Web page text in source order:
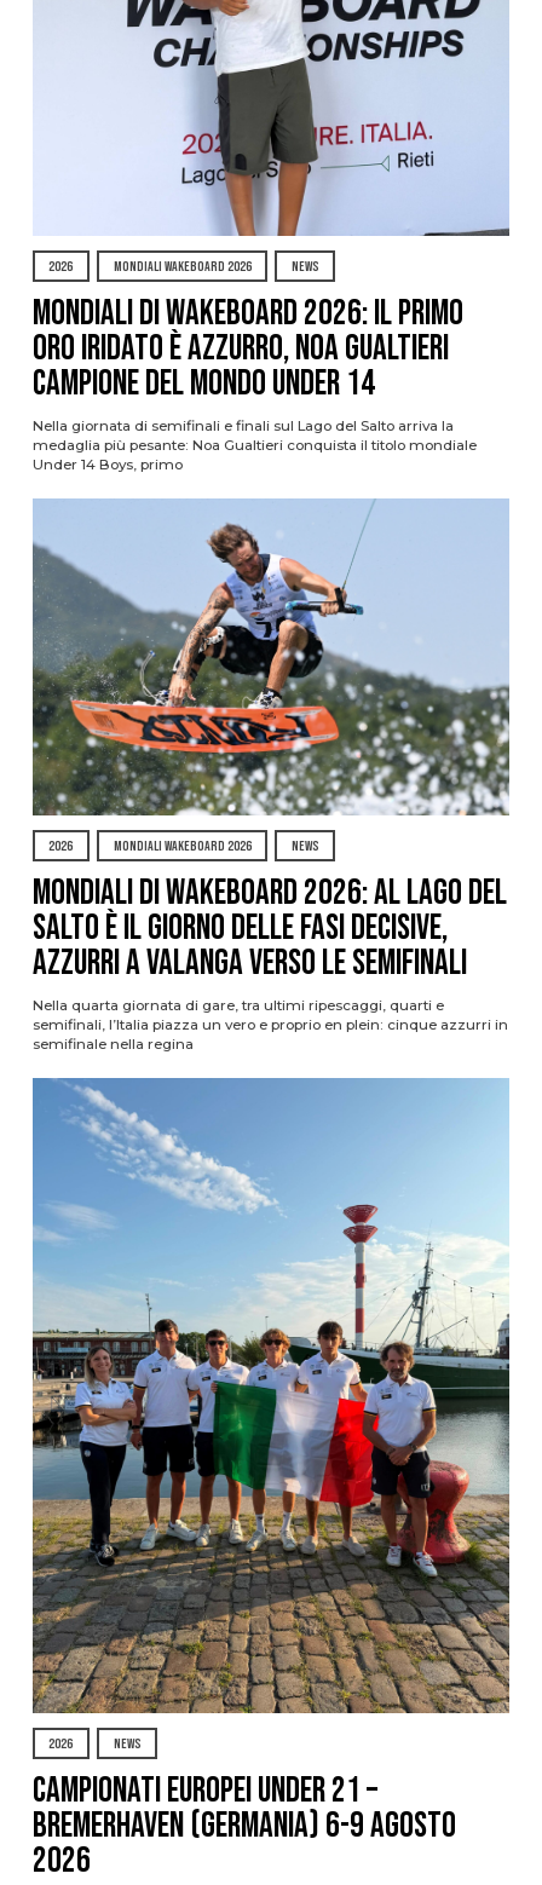
2026 MONDIALI WAKEBOARD 2026 NEWS
Mondiali di Wakeboard 2026: il primo
oro iridato è azzurro, Noa Gualtieri
campione del mondo Under 14
Nella giornata di semifinali e finali sul Lago del Salto arriva la
medaglia più pesante: Noa Gualtieri conquista il titolo mondiale
Under 14 Boys, primo
2026 MONDIALI WAKEBOARD 2026 NEWS
Mondiali di Wakeboard 2026: al Lago del
Salto è il giorno delle fasi decisive,
azzurri a valanga verso le semifinali
Nella quarta giornata di gare, tra ultimi ripescaggi, quarti e
semifinali, l’Italia piazza un vero e proprio en plein: cinque azzurri in
semifinale nella regina
2026 NEWS
Campionati Europei Under 21 –
Bremerhaven (Germania) 6-9 agosto
2026